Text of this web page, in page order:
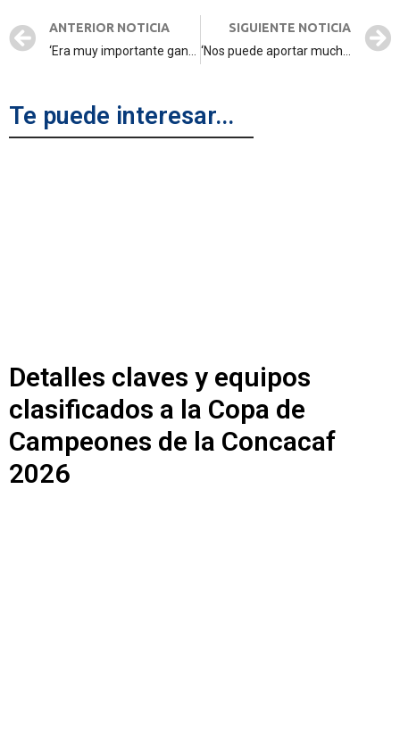
ANTERIOR NOTICIA
‘Era muy importante ganar’.
SIGUIENTE NOTICIA
‘Nos puede aportar mucho’
Te puede interesar...
Detalles claves y equipos
clasificados a la Copa de
Campeones de la Concacaf
2026